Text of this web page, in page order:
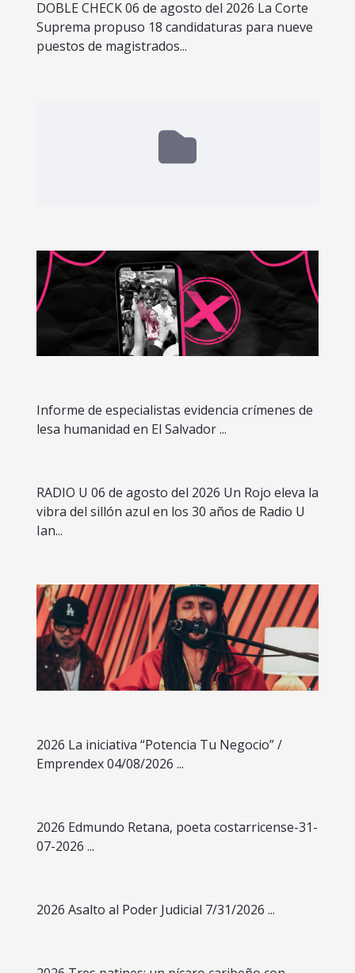
DOBLE CHECK 06 de agosto del 2026 La Corte
Suprema propuso 18 candidaturas para nueve
puestos de magistrados...
Informe de especialistas evidencia crímenes de
lesa humanidad en El Salvador ...
RADIO U 06 de agosto del 2026 Un Rojo eleva la
vibra del sillón azul en los 30 años de Radio U
Ian...
2026 La iniciativa “Potencia Tu Negocio” /
Emprendex 04/08/2026 ...
2026 Edmundo Retana, poeta costarricense-31-
07-2026 ...
2026 Asalto al Poder Judicial 7/31/2026 ...